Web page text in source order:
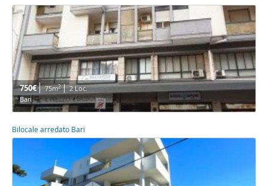
750€ 75m2
2 Loc.
Bari
Bilocale arredato Bari